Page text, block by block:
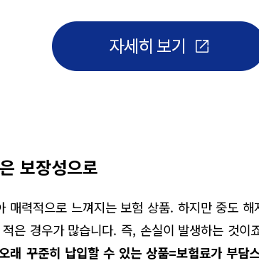
보장성으로
매력적으로 느껴지는 보험 상품. 하지만 중도 해
은 경우가 많습니다. 즉, 손실이 발생하는 것이
래 꾸준히 납입할 수 있는 상품=보험료가 부담